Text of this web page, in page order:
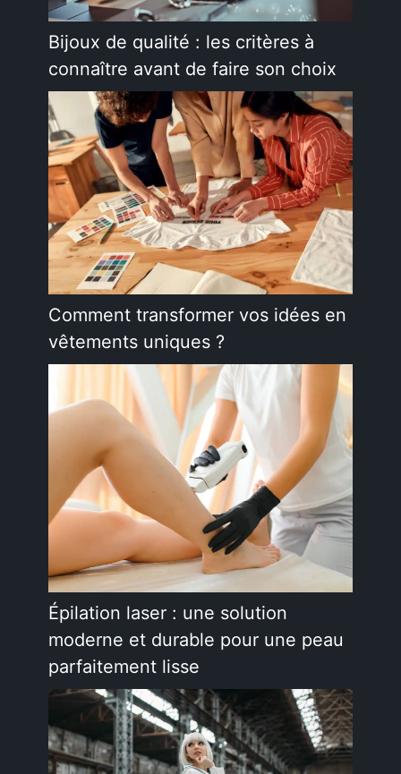
Bijoux de qualité : les critères à
connaître avant de faire son choix
Comment transformer vos idées en
vêtements uniques ?
Épilation laser : une solution
moderne et durable pour une peau
parfaitement lisse